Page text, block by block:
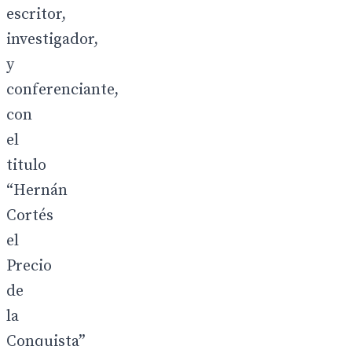
escritor,
investigador,
y
conferenciante,
con
el
titulo
“Hernán
Cortés
el
Precio
de
la
Conquista”